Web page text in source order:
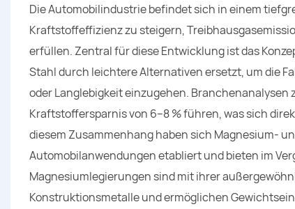
Die Automobilindustrie befindet sich in einem
Kraftstoffeffizienz zu steigern,
erfüllen. Zentral für diese Entwicklung ist das
Stahl durch leichtere Alternativen ersetzt, um die
oder Langlebigkeit einzugehen. Branchenanalysen
Kraftstoffersparnis von 6–8 % führen, was sich
diesem Zusammenhang haben sich Magnesium-
Automobilanwendungen etabliert und bieten im
Magnesiumlegierungen sind mit ihrer
Konstruktionsmetalle und ermöglichen